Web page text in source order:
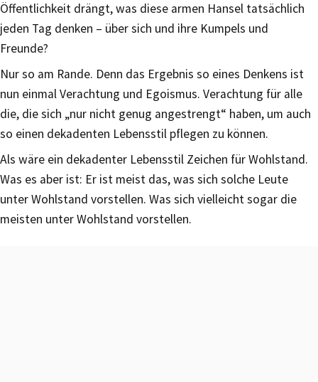
Öffentlichkeit drängt, was diese armen Hansel tatsächlich
jeden Tag denken – über sich und ihre Kumpels und
Freunde?
Nur so am Rande. Denn das Ergebnis so eines Denkens ist
nun einmal Verachtung und Egoismus. Verachtung für alle
die, die sich „nur nicht genug angestrengt“ haben, um auch
so einen dekadenten Lebensstil pflegen zu können.
Als wäre ein dekadenter Lebensstil Zeichen für Wohlstand.
Was es aber ist: Er ist meist das, was sich solche Leute
unter Wohlstand vorstellen. Was sich vielleicht sogar die
meisten unter Wohlstand vorstellen.